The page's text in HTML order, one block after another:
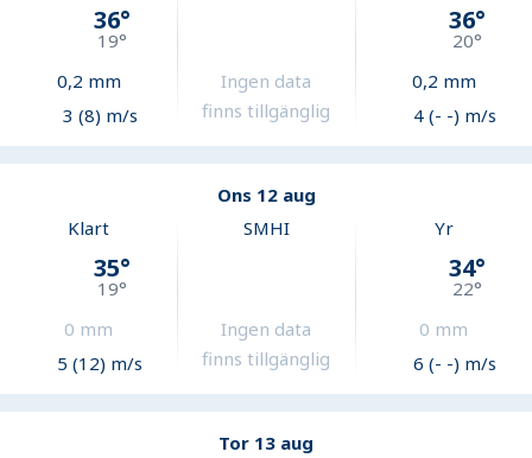
36°
19°
0,2 mm
3 (8) m/s
Ingen data
finns tillgänglig
36°
20°
0,2 mm
4 (- -) m/s
Ons 12 aug
Klart
35°
19°
0 mm
5 (12) m/s
SMHI
Ingen data
finns tillgänglig
Yr
34°
22°
0 mm
6 (- -) m/s
Tor 13 aug